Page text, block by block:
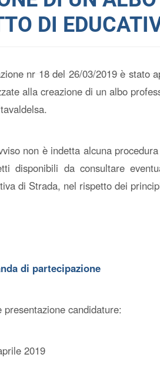
DI
nr 18 del 26/03/2019 è stato
alla creazione di un albo
non è indetta alcuna
disponibili da consultare
di Strada, nel rispetto dei
di partecipazione
presentazione candidature:
2019